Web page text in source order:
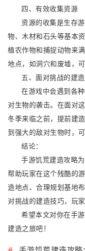
四、有效收集资源
资源的收集是生存
物、木材和石头等基本
植农作物和捕捉动物来
地点，如洞穴和废墟，
五、面对挑战的建
在游戏中会遇到各
对生物的袭击。在面对
冬季来临之前，提前建
到强大的敌对生物时，
结论：
手游饥荒建造攻略
帮助玩家在这个残酷的
造地点、合理规划基地
对挑战的建造技巧，玩
希望本文对你在手
建造之旅吧！